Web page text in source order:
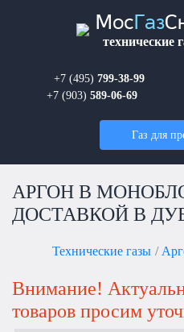
Мос Газ
технические
+7 (495) 799-38-99
+7 (903) 589-06-69
Газ для
АРГОН В
ДОСТАВКОЙ В
Технические газы
Внимание!
товаров просим